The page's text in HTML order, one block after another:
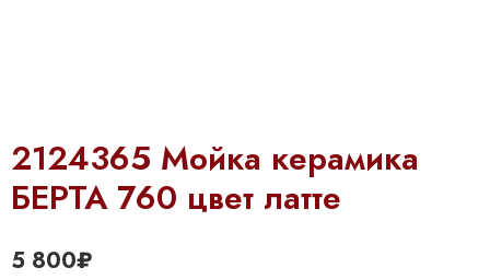
2124365 Мойка керамика
БЕРТА 760 цвет латте
5 800₽